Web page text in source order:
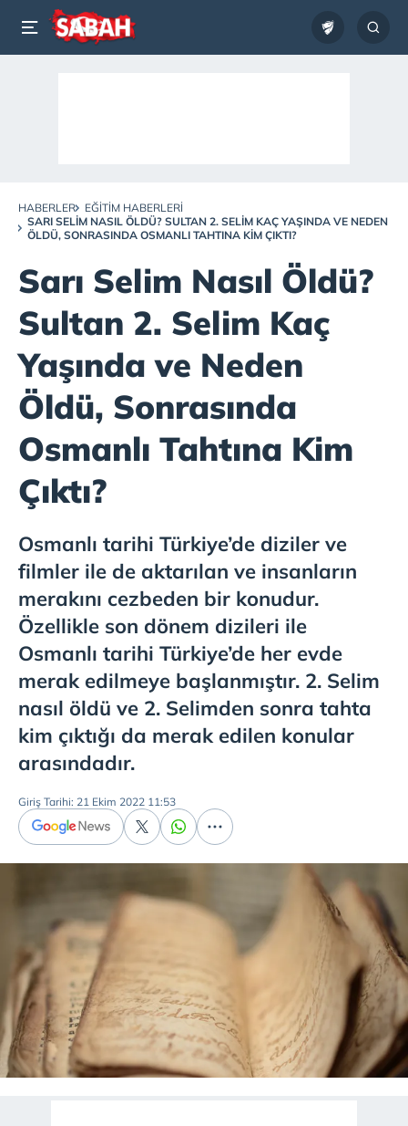
HABERLER
EĞITIM HABERLERI
SARI SELIM NASIL ÖLDÜ? SULTAN 2. SELIM KAÇ YAŞINDA VE NEDEN
ÖLDÜ, SONRASINDA OSMANLI TAHTINA KIM ÇIKTI?
Sarı Selim Nasıl Öldü?
Sultan 2. Selim Kaç
Yaşında ve Neden
Öldü, Sonrasında
Osmanlı Tahtına Kim
Çıktı?
Osmanlı tarihi Türkiye’de diziler ve
filmler ile de aktarılan ve insanların
merakını cezbeden bir konudur.
Özellikle son dönem dizileri ile
Osmanlı tarihi Türkiye’de her evde
merak edilmeye başlanmıştır. 2. Selim
nasıl öldü ve 2. Selimden sonra tahta
kim çıktığı da merak edilen konular
arasındadır.
Giriş Tarihi: 21 Ekim 2022 11:53